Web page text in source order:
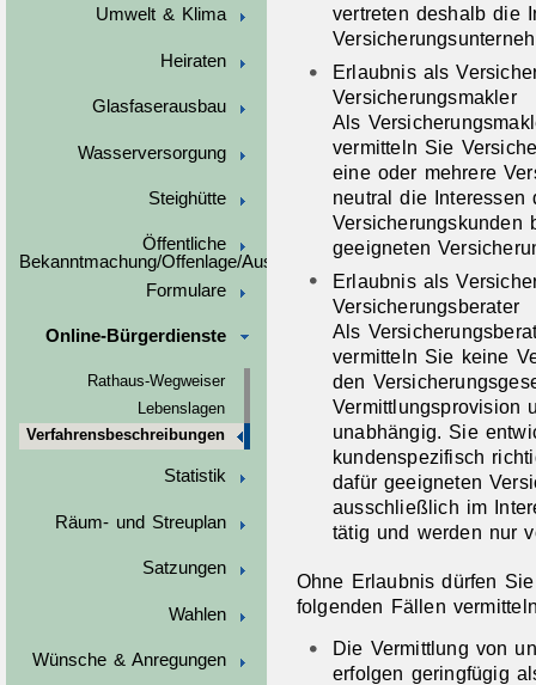
Umwelt & Klima
Heiraten
Glasfaserausbau
Wasserversorgung
Steighütte
Öffentliche
Bekanntmachung/Offenlage/Ausschreibungen
Formulare
Online-Bürgerdienste
Rathaus-Wegweiser
Lebenslagen
Verfahrensbeschreibungen
Statistik
Räum- und Streuplan
Satzungen
Wahlen
Wünsche & Anregungen
vertreten deshalb die
Erlaubnis als
Versicherungsmakler
Als
vermitteln Sie
eine oder mehrere
neutral die Interessen
Versicherungskunden
geeigneten
Erlaubnis als
Versicherungsberater
Als
vermitteln Sie keine
den
Vermittlungsprovision
unabhängig. Sie
kundenspezifisch
dafür geeigneten
ausschließlich im
tätig und werden nur
Ohne Erlaubnis dürfen
folgenden Fällen
Die Vermittlung von
erfolgen geringfügig